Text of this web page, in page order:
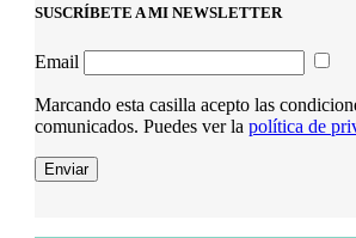
SUSCRÍBETE A MI NEWSLETTER
Email
Marcando esta casilla acepto las
comunicados. Puedes ver la política de
Enviar